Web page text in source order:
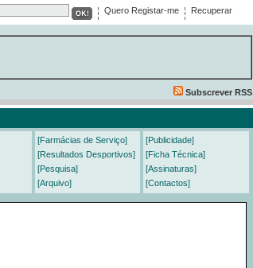
Quero Registar-me
Recuperar
Subscrever RSS
[Farmácias de Serviço]
[Resultados Desportivos]
[Pesquisa]
[Arquivo]
[Publicidade]
[Ficha Técnica]
[Assinaturas]
[Contactos]